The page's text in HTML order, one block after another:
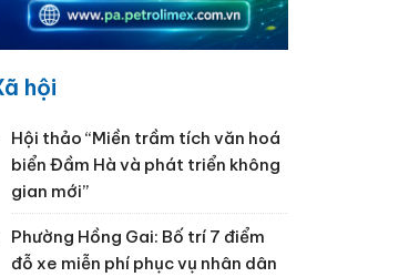
hội
Hội thảo “Miền trầm tích văn hoá
biển Đầm Hà và phát triển không
gian mới”
Phường Hồng Gai: Bố trí 7 điểm
đỗ xe miễn phí phục vụ nhân dân